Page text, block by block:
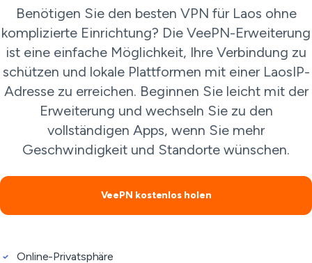
Benötigen Sie den besten VPN für Laos ohne
komplizierte Einrichtung? Die VeePN-Erweiterung
ist eine einfache Möglichkeit, Ihre Verbindung zu
schützen und lokale Plattformen mit einer LaosIP-
Adresse zu erreichen. Beginnen Sie leicht mit der
Erweiterung und wechseln Sie zu den
vollständigen Apps, wenn Sie mehr
Geschwindigkeit und Standorte wünschen.
VeePN kostenlos holen
Online-Privatsphäre